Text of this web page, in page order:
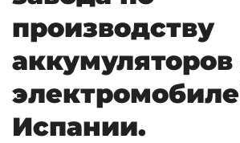
производству
Испании.